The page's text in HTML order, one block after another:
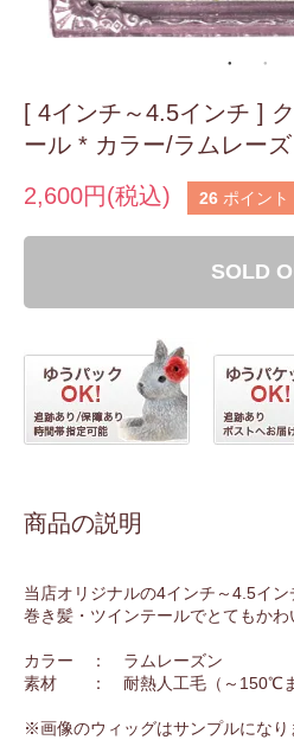
[ 4インチ～4.5インチ ]
ール * カラー/ラムレー
2,600円(税込)
26 ポイント
SOLD
商品の説明
当店オリジナルの4インチ～4.5イン
巻き髪・ツインテールでとてもかわ
カラー ： ラムレーズン
素材 ： 耐熱人工毛（～150℃ま
※画像のウィッグはサンプルにな